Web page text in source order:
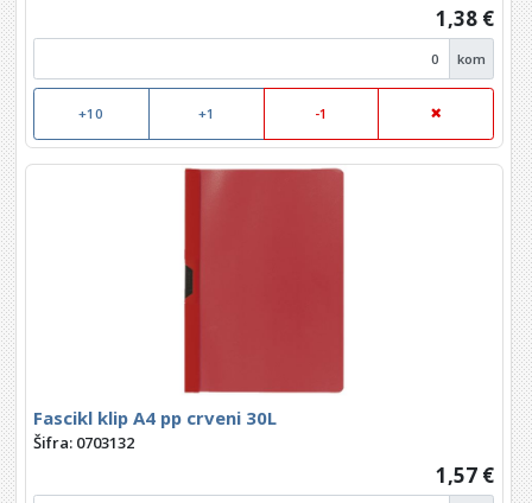
1,38 €
kom
+10 +1 -1
Fascikl klip A4 pp crveni 30L
Šifra: 0703132
1,57 €